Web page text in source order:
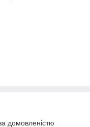
домовленістю